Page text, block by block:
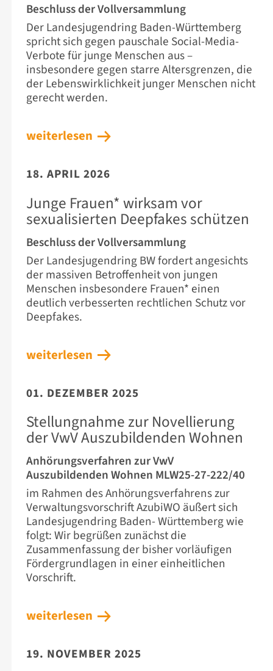
Beschluss der Vollversammlung
Der Landesjugendring Baden-Württemberg
spricht sich gegen pauschale Social-Media-
Verbote für junge Menschen aus –
insbesondere gegen starre Altersgrenzen, die
der Lebenswirklichkeit junger Menschen nicht
gerecht werden.
weiterlesen
18. APRIL 2026
Junge Frauen* wirksam vor
sexualisierten Deepfakes schützen
Beschluss der Vollversammlung
Der Landesjugendring BW fordert angesichts
der massiven Betroffenheit von jungen
Menschen insbesondere Frauen* einen
deutlich verbesserten rechtlichen Schutz vor
Deepfakes.
weiterlesen
01. DEZEMBER 2025
Stellungnahme zur Novellierung
der VwV Auszubildenden Wohnen
Anhörungsverfahren zur VwV
Auszubildenden Wohnen MLW25-27-222/40
im Rahmen des Anhörungsverfahrens zur
Verwaltungsvorschrift AzubiWO äußert sich
Landesjugendring Baden- Württemberg wie
folgt: Wir begrüßen zunächst die
Zusammenfassung der bisher vorläufigen
Fördergrundlagen in einer einheitlichen
Vorschrift.
weiterlesen
19. NOVEMBER 2025